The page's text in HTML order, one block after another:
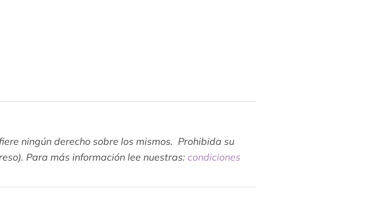
ningún derecho sobre los mismos. Prohibida su
Para más información lee nuestras: condiciones